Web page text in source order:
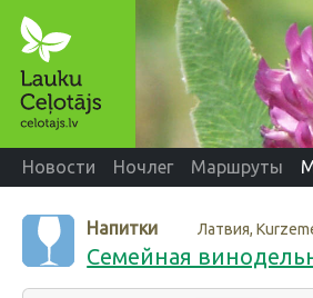
Новости Ночлег Маршруты
Напитки Латвия,
Семейная